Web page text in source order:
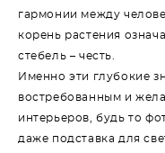
гармонии между
корень растения
стебель – честь.
Именно эти глубокие
востребованным и
интерьеров, будь то
даже подставка для